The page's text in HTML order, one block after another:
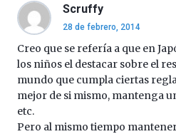
Scruffy
28 de febrero, 2014
Creo que se refería a que en
los niños el destacar sobre el
mundo que cumpla ciertas
mejor de si mismo, mantenga
etc.
Pero al mismo tiempo